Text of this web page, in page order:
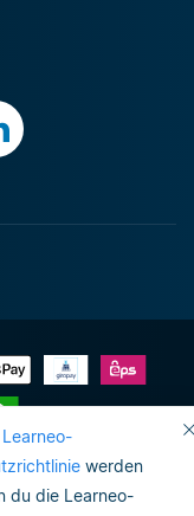
Learneo-
werden
du die Learneo-